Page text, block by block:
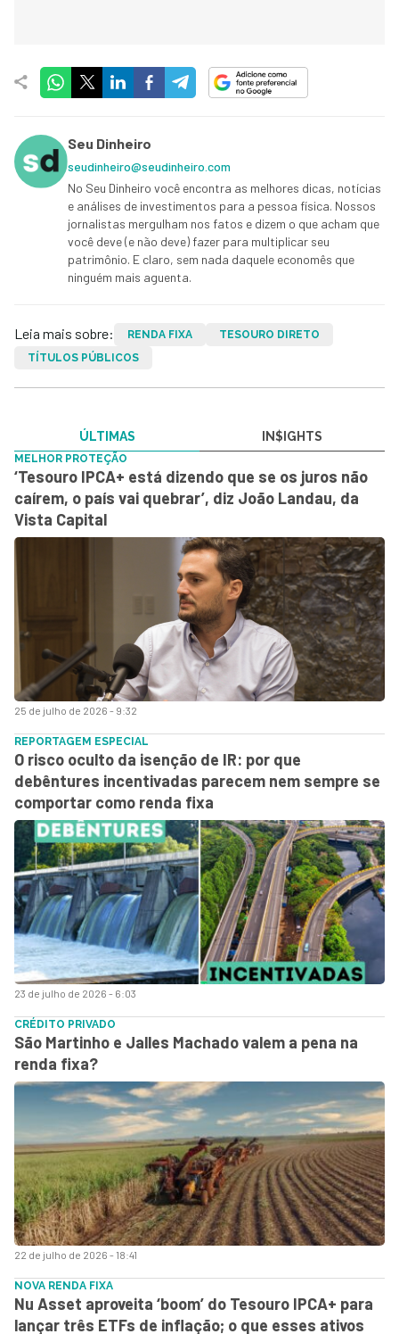
Seu Dinheiro
seudinheiro@seudinheiro.com
No Seu Dinheiro você encontra as melhores dicas, notícias
e análises de investimentos para a pessoa física. Nossos
jornalistas mergulham nos fatos e dizem o que acham que
você deve (e não deve) fazer para multiplicar seu
patrimônio. E claro, sem nada daquele economês que
ninguém mais aguenta.
Leia mais sobre: RENDA FIXA
TESOURO DIRETO
TÍTULOS PÚBLICOS
ÚLTIMAS IN$IGHTS
25 de julho de 2026 - 9:32
MELHOR PROTEÇÃO
‘Tesouro IPCA+ está dizendo que se os juros não
caírem, o país vai quebrar’, diz João Landau, da
Vista Capital
23 de julho de 2026 - 6:03
REPORTAGEM ESPECIAL
O risco oculto da isenção de IR: por que
debêntures incentivadas parecem nem sempre se
comportar como renda fixa
22 de julho de 2026 - 18:41
CRÉDITO PRIVADO
São Martinho e Jalles Machado valem a pena na
renda fixa?
NOVA RENDA FIXA
Nu Asset aproveita ‘boom’ do Tesouro IPCA+ para
lançar três ETFs de inflação; o que esses ativos